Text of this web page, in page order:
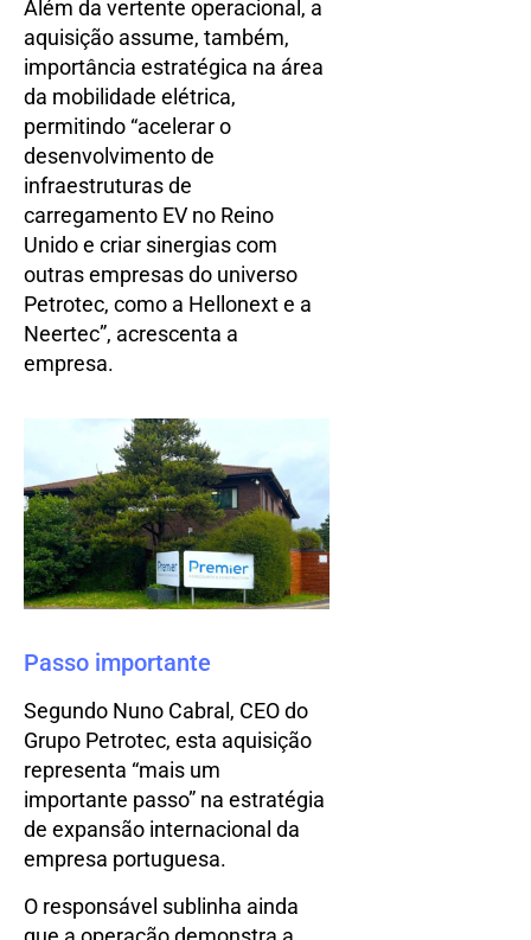
Além da vertente operacional, a
aquisição assume, também,
importância estratégica na área
da mobilidade elétrica,
permitindo “acelerar o
desenvolvimento de
infraestruturas de
carregamento EV no Reino
Unido e criar sinergias com
outras empresas do universo
Petrotec, como a Hellonext e a
Neertec”, acrescenta a
empresa.
Passo importante
Segundo Nuno Cabral, CEO do
Grupo Petrotec, esta aquisição
representa “mais um
importante passo” na estratégia
de expansão internacional da
empresa portuguesa.
O responsável sublinha ainda